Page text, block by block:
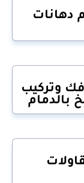
دهانات
وتركيب
بالدمام